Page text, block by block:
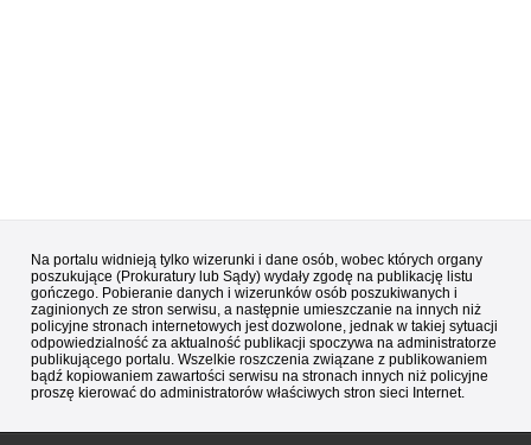
Na portalu widnieją tylko wizerunki i dane osób, wobec których organy
poszukujące (Prokuratury lub Sądy) wydały zgodę na publikację listu
gończego. Pobieranie danych i wizerunków osób poszukiwanych i
zaginionych ze stron serwisu, a następnie umieszczanie na innych niż
policyjne stronach internetowych jest dozwolone, jednak w takiej sytuacji
odpowiedzialność za aktualność publikacji spoczywa na administratorze
publikującego portalu. Wszelkie roszczenia związane z publikowaniem
bądź kopiowaniem zawartości serwisu na stronach innych niż policyjne
proszę kierować do administratorów właściwych stron sieci Internet.